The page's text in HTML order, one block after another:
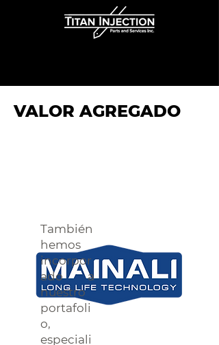
VALOR AGREGADO
También
hemos
incorpor
ado a
nuestro
portafoli
o,
especiali